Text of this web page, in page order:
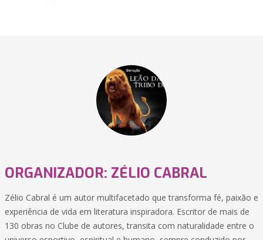
ORGANIZADOR: ZÉLIO CABRAL
Zélio Cabral é um autor multifacetado que transforma fé, paixão e
experiência de vida em literatura inspiradora. Escritor de mais de
130 obras no Clube de autores, transita com naturalidade entre o